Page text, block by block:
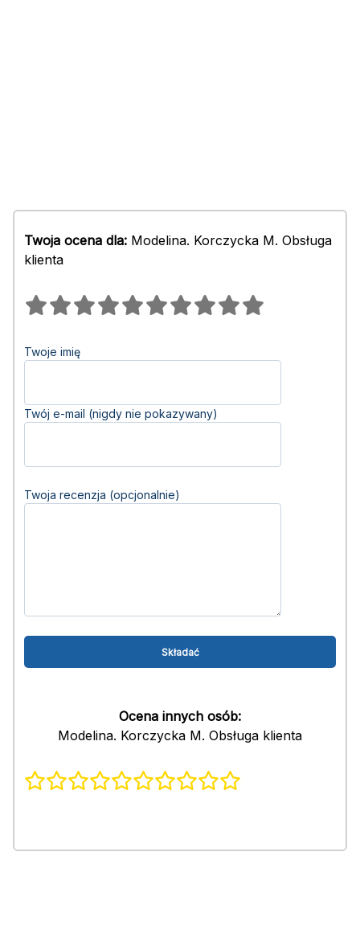
Twoja ocena dla: Modelina. Korczycka M. Obsługa
klienta
Twoje imię
Twój e-mail (nigdy nie pokazywany)
Twoja recenzja (opcjonalnie)
Ocena innych osób:
Modelina. Korczycka M. Obsługa klienta